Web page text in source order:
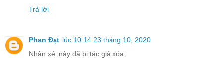
Trả lời
Phan Đạt lúc 10:14 23 tháng 10, 2020
Nhận xét này đã bị tác giả xóa.